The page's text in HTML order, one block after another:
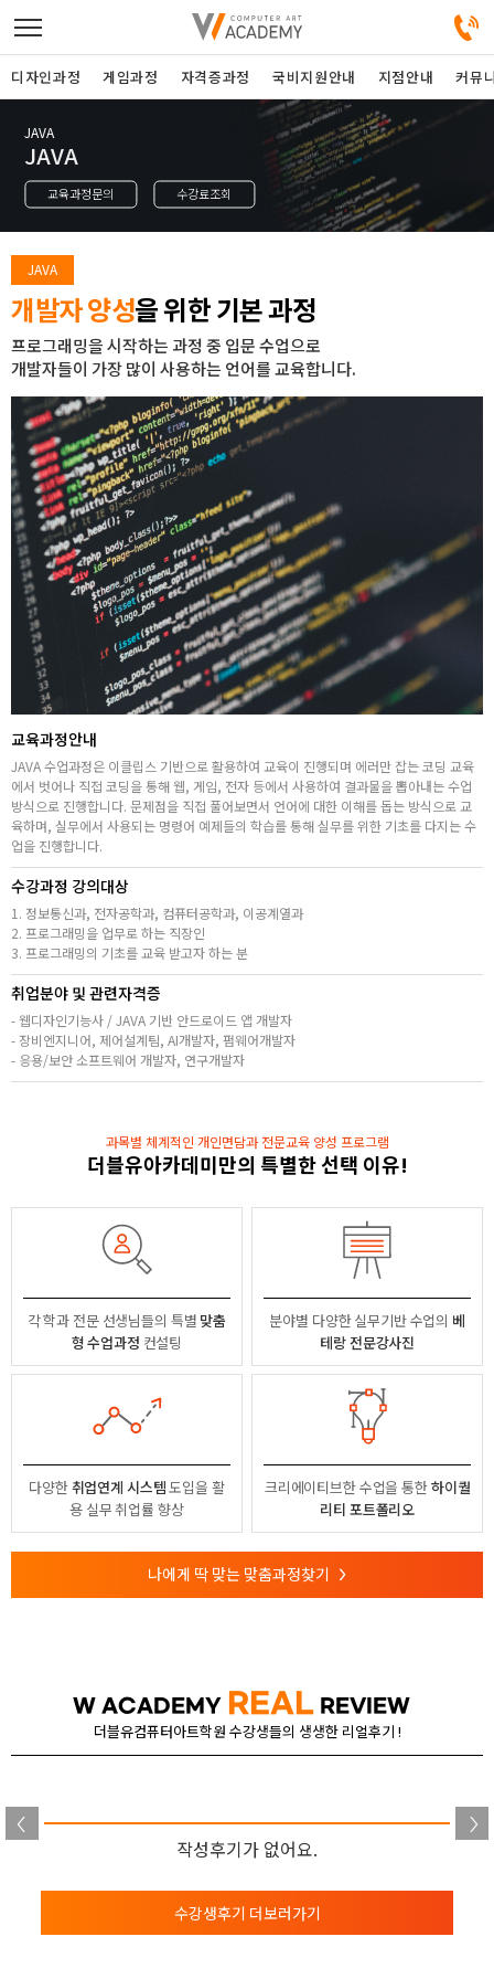
디자인정규과정
디자인단과과정
게임과정
자격증과정
커뮤니티
취업지원센터
고객상담센터
아카데미소개
지점별 홈페이지
디자인과정 게임과정 자격증과정 국비지원안내 지점안내 커뮤
JAVA
JAVA
교육과정문의 수강료조회
JAVA
개발자 양성을 위한 기본 과정
프로그래밍을 시작하는 과정 중 입문 수업으로
개발자들이 가장 많이 사용하는 언어를 교육합니다.
교육과정안내
JAVA 수업과정은 이클립스 기반으로 활용하여 교육이 진행되며 에러만 잡는 코딩 교육
에서 벗어나 직접 코딩을 통해 웹, 게임, 전자 등에서 사용하여 결과물을 뽑아내는 수업
방식으로 진행합니다. 문제점을 직접 풀어보면서 언어에 대한 이해를 돕는 방식으로 교
육하며, 실무에서 사용되는 명령어 예제들의 학습를 통해 실무를 위한 기초를 다지는 수
업을 진행합니다.
수강과정 강의대상
1. 정보통신과, 전자공학과, 컴퓨터공학과, 이공계열과
2. 프로그래밍을 업무로 하는 직장인
3. 프로그래밍의 기초를 교육 받고자 하는 분
취업분야 및 관련자격증
- 웹디자인기능사 / JAVA 기반 안드로이드 앱 개발자
- 장비엔지니어, 제어설계팀, AI개발자, 펌웨어개발자
- 응용/보안 소프트웨어 개발자, 연구개발자
과목별 체계적인 개인면담과 전문교육 양성 프로그램
더블유아카데미만의 특별한 선택 이유!
각 학과 전문 선생님들의 특별 맞춤
형 수업과정 컨설팅
분야별 다양한 실무기반 수업의 베
테랑 전문강사진
다양한취업연계 시스템도입을 활
용실무 취업률 향상
크리에이티브한 수업을 통한하이퀄
리티 포트폴리오
나에게 딱 맞는 맞춤과정찾기 >
W ACADEMY REAL REVIEW
더블유컴퓨터아트학원 수강생들의 생생한 리얼후기 !
작성후기가 없어요.
수강생후기 더보러가기